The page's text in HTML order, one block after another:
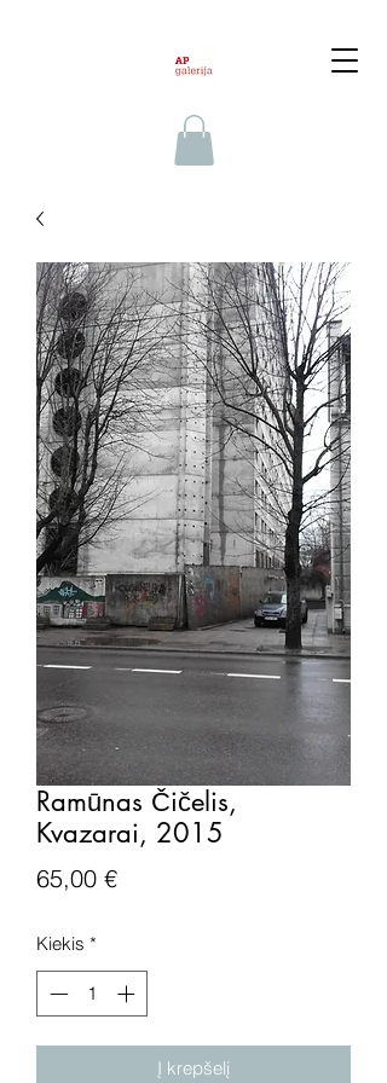
Ramūnas Čičelis,
Kvazarai, 2015
65,00 €Price
Kiekis *
Į krepšelį